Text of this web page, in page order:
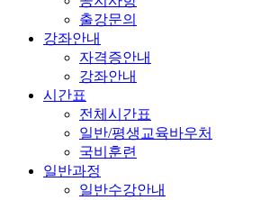
출강문의
강좌안내
자격증안내
강좌안내
시간표
전체시간표
일반/평생교육바우처
국비훈련
일반과정
일반수강안내